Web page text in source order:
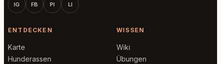
IG FB PI LI
ENTDECKEN
Karte
Hunderassen
WISSEN
Wiki
Übungen